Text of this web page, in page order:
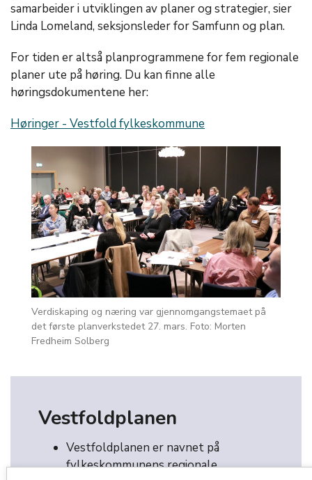
samarbeider i utviklingen av planer og strategier, sier
Linda Lomeland, seksjonsleder for Samfunn og plan.
For tiden er altså planprogrammene for fem regionale
planer ute på høring. Du kan finne alle
høringsdokumentene her:
Høringer - Vestfold fylkeskommune
Verdiskaping og næring var gjennomgangstemaet på
det første planverkstedet 27. mars. Foto: Morten
Fredheim Solberg
Vestfoldplanen
Vestfoldplanen er navnet på
fylkeskommunens regionale